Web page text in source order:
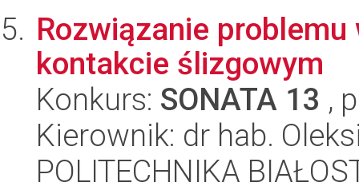
Rozwiązanie
kontakcie ślizgowym
Konkurs: SONATA 13 ,
Kierownik: dr hab.
POLITECHNIKA